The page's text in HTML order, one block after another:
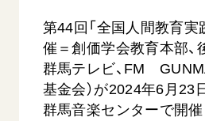
道府県中心会館
Soka Gakkai グローバルサイト
SGIピースサイト
SOKA PICKS
第44回「全国人間教育実
催＝創価学会教育本部、
群馬テレビ、FM
基金会）が2024年6月23
群馬音楽センターで開